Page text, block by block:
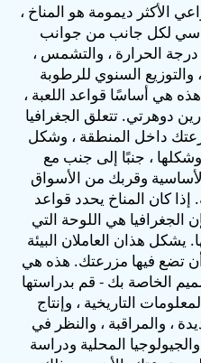
الأكثر ديمومة هو المناخ ،
لكل جانب من جوانب
الحرارة ، والتشمس ،
والتوزيع السنوي للرطوبة
هي أساسًا قواعد اللعبة ،
دوهرتي. تتعلق الجغرافيا
داخل المنطقة ، وشكل
، جنبًا إلى جنب مع
وقربك من الأسواق
إذا كان المناخ يحدد قواعد
الجغرافيا هي اللوحة التي
يشكل هذان العاملان البيئة
تضع فيها مزرعتك. هذه هي
الخاصة بك - قم بدراستها
التاريخية ، وإنتاج
، والمراقبة ، والنظر في
والجيولوجيا المحلية ودراسة